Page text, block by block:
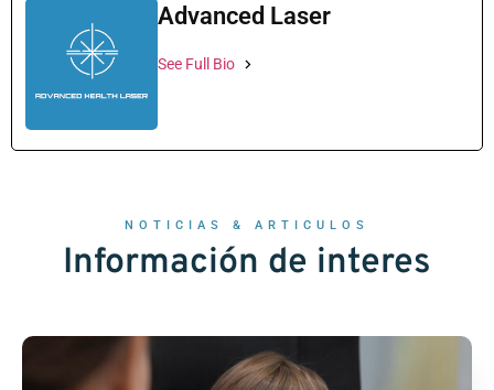
Advanced Laser
See Full Bio
NOTICIAS & ARTICULOS
Información de interes